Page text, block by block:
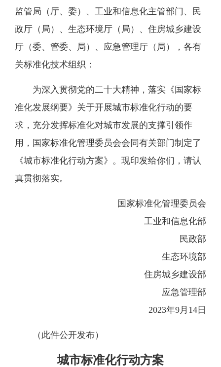
监管局（厅、委）、工业和信息化主管部门、民
政厅（局）、生态环境厅（局）、住房城乡建设
厅（委、管委、局）、应急管理厅（局），各有
关标准化技术组织：
为深入贯彻党的二十大精神，落实《国家标
准化发展纲要》关于开展城市标准化行动的要
求，充分发挥标准化对城市发展的支撑引领作
用，国家标准化管理委员会会同有关部门制定了
《城市标准化行动方案》。现印发给你们，请认
真贯彻落实。
国家标准化管理委员会
工业和信息化部
民政部
生态环境部
住房城乡建设部
应急管理部
2023年9月14日
（此件公开发布）
城市标准化行动方案